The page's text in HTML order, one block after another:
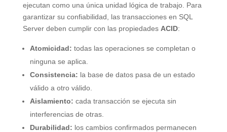
ejecutan como una única unidad lógica de trabajo. Para
garantizar su confiabilidad, las transacciones en SQL
Server deben cumplir con las propiedades ACID:
Atomicidad: todas las operaciones se completan o
ninguna se aplica.
Consistencia: la base de datos pasa de un estado
válido a otro válido.
Aislamiento: cada transacción se ejecuta sin
interferencias de otras.
Durabilidad: los cambios confirmados permanecen